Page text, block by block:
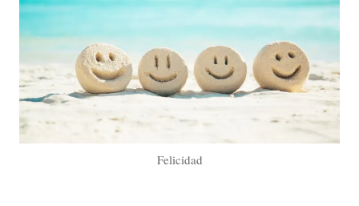
Felicidad